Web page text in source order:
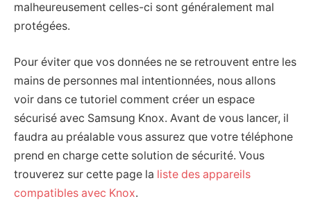
malheureusement celles-ci sont généralement mal
protégées.
Pour éviter que vos données ne se retrouvent entre les
mains de personnes mal intentionnées, nous allons
voir dans ce tutoriel comment créer un espace
sécurisé avec Samsung Knox. Avant de vous lancer, il
faudra au préalable vous assurez que votre téléphone
prend en charge cette solution de sécurité. Vous
trouverez sur cette page la liste des appareils
compatibles avec Knox.